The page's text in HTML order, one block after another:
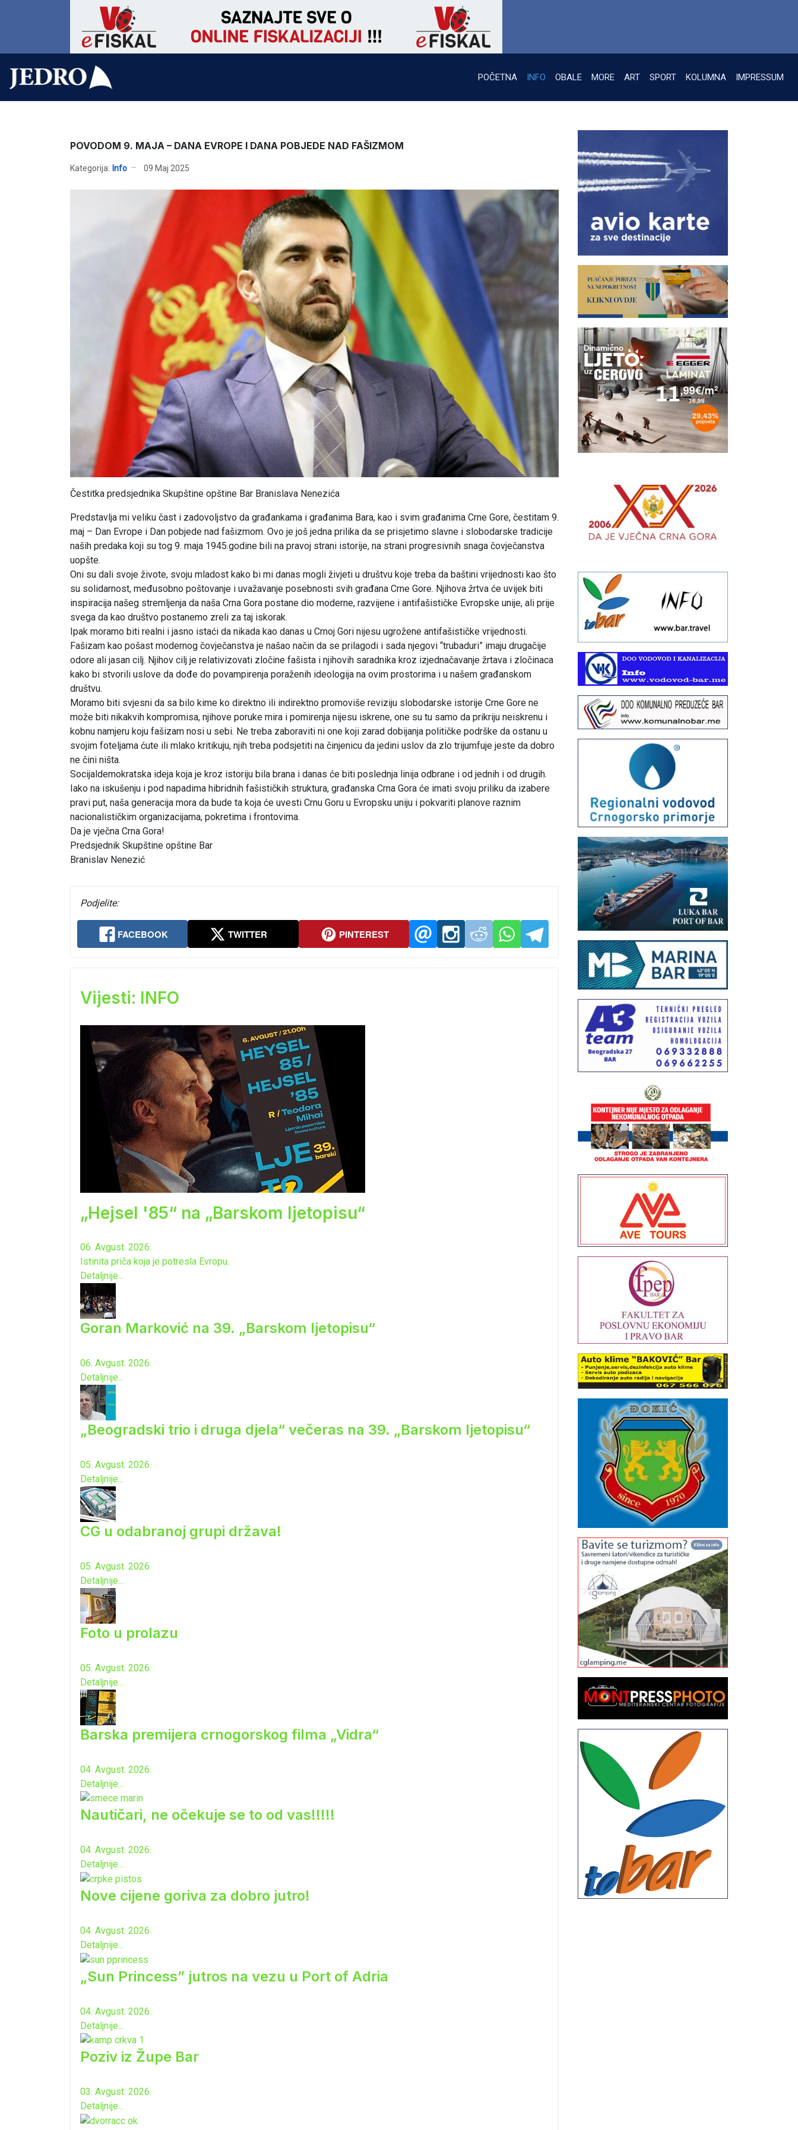
POČETNA INFO OBALE MORE ART SPORT KOLUMNA IMPRESSUM
POVODOM 9. MAJA – DANA EVROPE I DANA POBJEDE NAD FAŠIZMOM
Kategorija: Info 09 Maj 2025
Čestitka predsjednika Skupštine opštine Bar Branislava Nenezića
Predstavlja mi veliku čast i zadovoljstvo da građankama i građanima Bara, kao i svim građanima Crne Gore, čestitam 9.
maj – Dan Evrope i Dan pobjede nad fašizmom. Ovo je još jedna prilika da se prisjetimo slavne i slobodarske tradicije
naših predaka koji su tog 9. maja 1945.godine bili na pravoj strani istorije, na strani progresivnih snaga čovječanstva
uopšte.
Oni su dali svoje živote, svoju mladost kako bi mi danas mogli živjeti u društvu koje treba da baštini vrijednosti kao što
su solidarnost, međusobno poštovanje i uvažavanje posebnosti svih građana Crne Gore. Njihova žrtva će uvijek biti
inspiracija našeg stremljenja da naša Crna Gora postane dio moderne, razvijene i antifašističke Evropske unije, ali prije
svega da kao društvo postanemo zreli za taj iskorak.
Ipak moramo biti realni i jasno istaći da nikada kao danas u Crnoj Gori nijesu ugrožene antifašističke vrijednosti.
Fašizam kao pošast modernog čovječanstva je našao način da se prilagodi i sada njegovi “trubaduri” imaju drugačije
odore ali jasan cilj. Njihov cilj je relativizovati zločine fašista i njihovih saradnika kroz izjednačavanje žrtava i zločinaca
kako bi stvorili uslove da dođe do povampirenja poraženih ideologija na ovim prostorima i u našem građanskom
društvu.
Moramo biti svjesni da sa bilo kime ko direktno ili indirektno promoviše reviziju slobodarske istorije Crne Gore ne
može biti nikakvih kompromisa, njihove poruke mira i pomirenja nijesu iskrene, one su tu samo da prikriju neiskrenu i
kobnu namjeru koju fašizam nosi u sebi. Ne treba zaboraviti ni one koji zarad dobijanja političke podrške da ostanu u
svojim foteljama ćute ili mlako kritikuju, njih treba podsjetiti na činjenicu da jedini uslov da zlo trijumfuje jeste da dobro
ne čini ništa.
Socijaldemokratska ideja koja je kroz istoriju bila brana i danas će biti poslednja linija odbrane i od jednih i od drugih.
Iako na iskušenju i pod napadima hibridnih fašističkih struktura, građanska Crna Gora će imati svoju priliku da izabere
pravi put, naša generacija mora da bude ta koja će uvesti Crnu Goru u Evropsku uniju i pokvariti planove raznim
nacionalističkim organizacijama, pokretima i frontovima.
Da je vječna Crna Gora!
Predsjednik Skupštine opštine Bar
Branislav Nenezić
Podjelite:
FACEBOOK TWITTER PINTEREST
Vijesti: INFO
„Hejsel '85“ na „Barskom ljetopisu“
06. Avgust. 2026.
Istinita priča koja je potresla Evropu.
Detaljnije...
Goran Marković na 39. „Barskom ljetopisu“
06. Avgust. 2026.
Detaljnije...
„Beogradski trio i druga djela“ večeras na 39. „Barskom ljetopisu“
05. Avgust. 2026.
Detaljnije...
CG u odabranoj grupi država!
05. Avgust. 2026.
Detaljnije...
Foto u prolazu
05. Avgust. 2026.
Detaljnije...
Barska premijera crnogorskog filma „Vidra“
04. Avgust. 2026.
Detaljnije...
Nautičari, ne očekuje se to od vas!!!!!
04. Avgust. 2026.
Detaljnije...
Nove cijene goriva za dobro jutro!
04. Avgust. 2026.
Detaljnije...
„Sun Princess” jutros na vezu u Port of Adria
04. Avgust. 2026.
Detaljnije...
Poziv iz Župe Bar
03. Avgust. 2026.
Detaljnije...